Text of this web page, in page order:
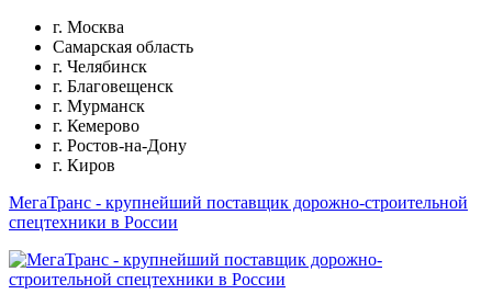
г. Москва
Самарская область
г. Челябинск
г. Благовещенск
г. Мурманск
г. Кемерово
г. Ростов-на-Дону
г. Киров
МегаТранс - крупнейший поставщик дорожно-строительной
спецтехники в России